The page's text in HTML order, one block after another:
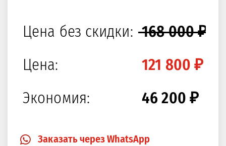
Цена без скидки: 168 000 ₽
Цена:
121 800 ₽
Экономия:
46 200 ₽
Заказать через WhatsApp